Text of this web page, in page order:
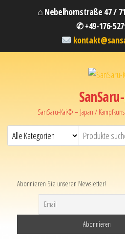
⌂ Nebelhornstraße 47 /
✆ +49-176-
SanSaru-Kai© – Japan /
Abonnieren Sie unseren Newsletter!